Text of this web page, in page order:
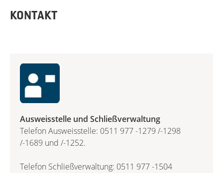
KONTAKT
Ausweisstelle und Schließverwaltung
Telefon Ausweisstelle: 0511 977 -1279 /-1298
/-1689 und /-1252.
Telefon Schließverwaltung: 0511 977 -1504